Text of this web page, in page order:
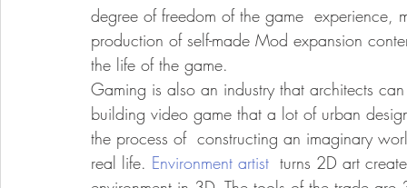
degree of freedom of the game
production of self-made Mod expansion
the life of the game.
Gaming is also an industry that architects
building video game that a lot of urban
the process of  constructing an imaginary
real life. Environment artist
turns 2D art